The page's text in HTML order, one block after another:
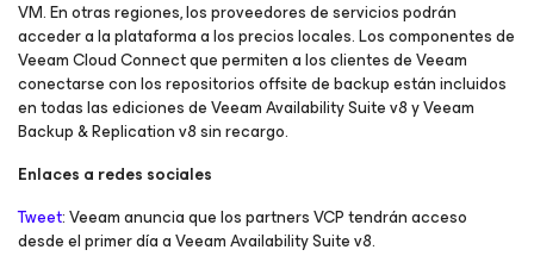
VM. En otras regiones, los proveedores de servicios podrán
acceder a la plataforma a los precios locales. Los componentes de
Veeam Cloud Connect que permiten a los clientes de Veeam
conectarse con los repositorios offsite de backup están incluidos
en todas las ediciones de Veeam Availability Suite v8 y Veeam
Backup & Replication v8 sin recargo.
Enlaces a redes sociales
Tweet: Veeam anuncia que los partners VCP tendrán acceso
desde el primer día a Veeam Availability Suite v8.